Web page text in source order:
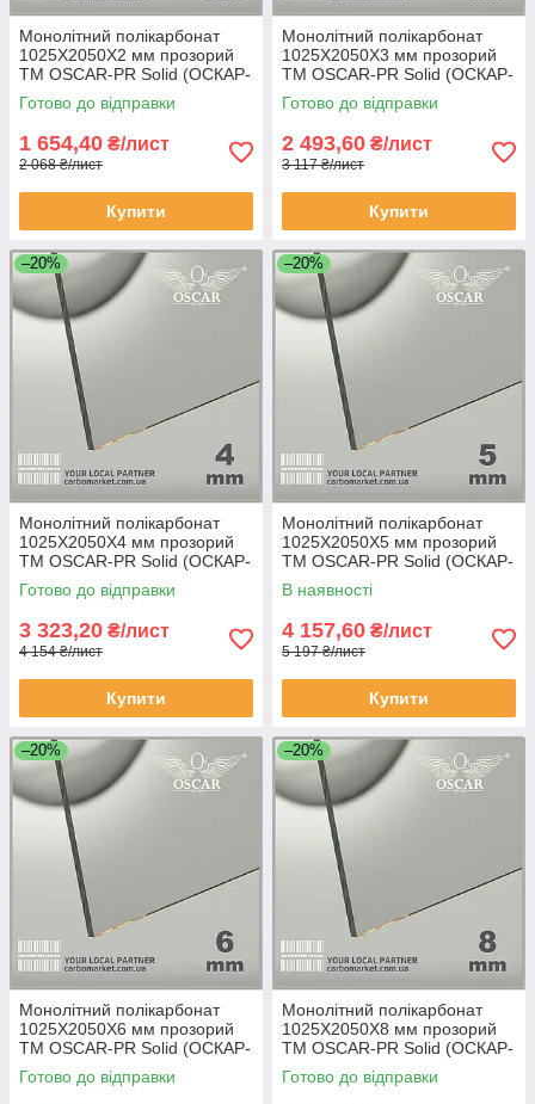
Монолітний полікарбонат
1025Х2050Х2 мм прозорий
TM OSCAR-PR Solid (ОСКАР-
Преміум) Сербія
Готово до відправки
1 654,40 ₴/лист
2 068 ₴/лист
Купити
Монолітний полікарбонат
1025Х2050Х3 мм прозорий
TM OSCAR-PR Solid (ОСКАР-
Преміум) Сербія
Готово до відправки
2 493,60 ₴/лист
3 117 ₴/лист
Купити
–20%
Монолітний полікарбонат
1025Х2050Х4 мм прозорий
TM OSCAR-PR Solid (ОСКАР-
Преміум) Сербія
Готово до відправки
3 323,20 ₴/лист
4 154 ₴/лист
Купити
–20%
Монолітний полікарбонат
1025Х2050Х5 мм прозорий
TM OSCAR-PR Solid (ОСКАР-
Преміум) Сербія
В наявності
4 157,60 ₴/лист
5 197 ₴/лист
Купити
–20%
Монолітний полікарбонат
1025Х2050Х6 мм прозорий
TM OSCAR-PR Solid (ОСКАР-
Преміум) Сербія
Готово до відправки
–20%
Монолітний полікарбонат
1025Х2050Х8 мм прозорий
TM OSCAR-PR Solid (ОСКАР-
Преміум) Сербія
Готово до відправки